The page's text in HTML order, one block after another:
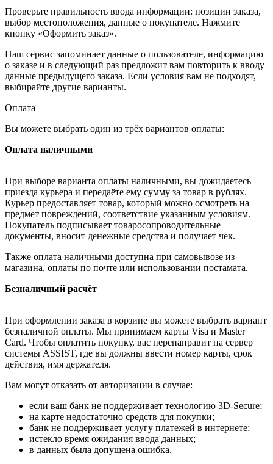
Проверьте правильность ввода информации: позиции заказа,
выбор местоположения, данные о покупателе. Нажмите
кнопку «Оформить заказ».
Наш сервис запоминает данные о пользователе, информацию
о заказе и в следующий раз предложит вам повторить к вводу
данные предыдущего заказа. Если условия вам не подходят,
выбирайте другие варианты.
Оплата
Вы можете выбрать один из трёх вариантов оплаты:
Оплата наличными
При выборе варианта оплаты наличными, вы дожидаетесь
приезда курьера и передаёте ему сумму за товар в рублях.
Курьер предоставляет товар, который можно осмотреть на
предмет повреждений, соответствие указанным условиям.
Покупатель подписывает товаросопроводительные
документы, вносит денежные средства и получает чек.
Также оплата наличными доступна при самовывозе из
магазина, оплаты по почте или использовании постамата.
Безналичный расчёт
При оформлении заказа в корзине вы можете выбрать вариант
безналичной оплаты. Мы принимаем карты Visa и Master
Card. Чтобы оплатить покупку, вас перенаправит на сервер
системы ASSIST, где вы должны ввести номер карты, срок
действия, имя держателя.
Вам могут отказать от авторизации в случае:
если ваш банк не поддерживает технологию 3D-Secure;
на карте недостаточно средств для покупки;
банк не поддерживает услугу платежей в интернете;
истекло время ожидания ввода данных;
в данных была допущена ошибка.